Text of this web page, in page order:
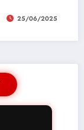
25/06/2025